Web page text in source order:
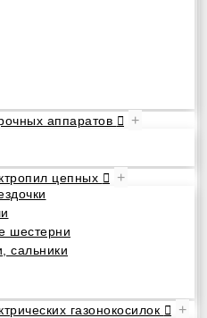
аппаратов
+
цепных
+
шестерни
сальники
газонокосилок
+